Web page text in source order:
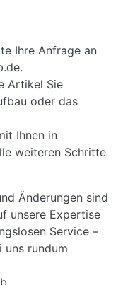
Ihre Anfrage an
Artikel Sie
oder das
Ihnen in
weiteren Schritte
Änderungen sind
unsere Expertise
Service –
uns rundum